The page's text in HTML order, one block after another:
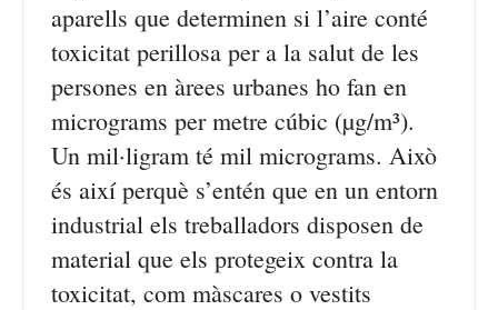
aparells que determinen si l’aire conté
toxicitat perillosa per a la salut de les
persones en àrees urbanes ho fan en
micrograms per metre cúbic (µg/m³).
Un mil·ligram té mil micrograms. Això
és així perquè s’entén que en un entorn
industrial els treballadors disposen de
material que els protegeix contra la
toxicitat, com màscares o vestits